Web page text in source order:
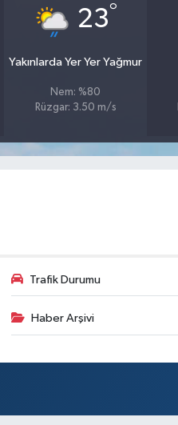
23°
Yakınlarda Yer Yer Yağmur
Nem: %80
Rüzgar: 3.50 m/s
Trafik Durumu
Haber Arşivi